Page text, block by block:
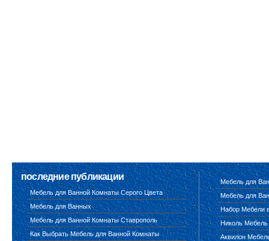
последние публикации
Мебель для Ванной Комнаты Серого Цвета
Мебель для Ванных
Мебель для Ванной Комнаты Ставрополь
Как Выбрать Мебель для Ванной Комнаты
Мебель для
Мебель для
Набор Мебели
Николь
Аквилон